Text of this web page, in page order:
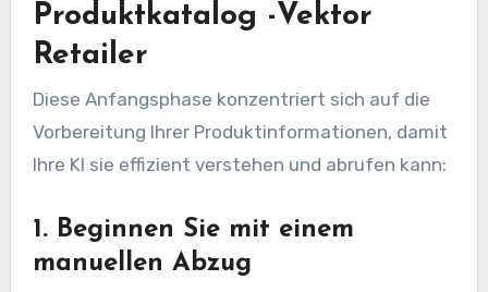
Produktkatalog -Vektor
Retailer
Diese Anfangsphase konzentriert sich auf die
Vorbereitung Ihrer Produktinformationen, damit
Ihre KI sie effizient verstehen und abrufen kann:
1. Beginnen Sie mit einem
manuellen Abzug